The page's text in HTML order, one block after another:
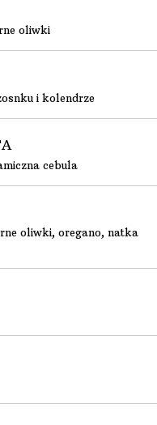
oliwki
i kolendrze
cebula
oliwki, oregano, natka